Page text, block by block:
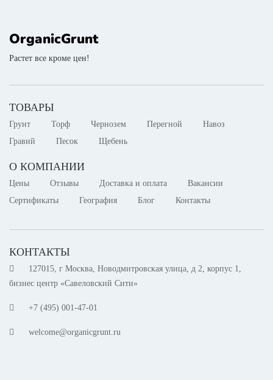
OrganicGrunt
Растет все кроме цен!
ТОВАРЫ
Грунт Торф Чернозем Перегной
Навоз
Гравий
Песок Щебень
О КОМПАНИИ
Цены Отзывы Доставка и оплата
Вакансии
Сертификаты
География Блог Контакты
КОНТАКТЫ
127015, г Москва, Новодмитровская улица, д 2, корпус 1,
бизнес центр «Савеловский Сити»
+7 (495) 001-47-01
welcome@organicgrunt.ru